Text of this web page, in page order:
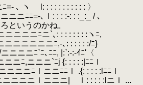
: : : : : : : : : : 〉
､ｌ: : : :-: : :_:_ / ､
というのかね。
`､: : : : : : : :ヽﾆ,
ニﾆ,-､: : : : : :/ﾆ}
､ﾆﾆ, |:`:-:-ｲﾆ'〈
`ﾆj {: : : : :|ﾆﾆｌ
ニﾆﾆｌ .{: : : : :lﾆﾆｌ
ニニニ| ｌ: : : : :lニｌ ...